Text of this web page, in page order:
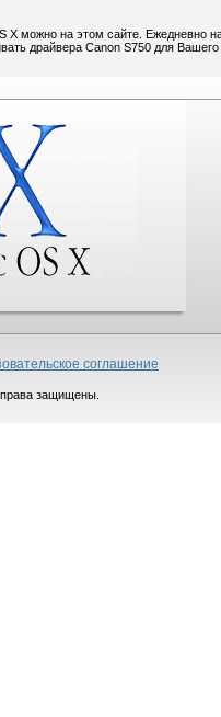
X можно на этом сайте. Ежедневно
драйвера Canon S750 для
соглашение
защищены.